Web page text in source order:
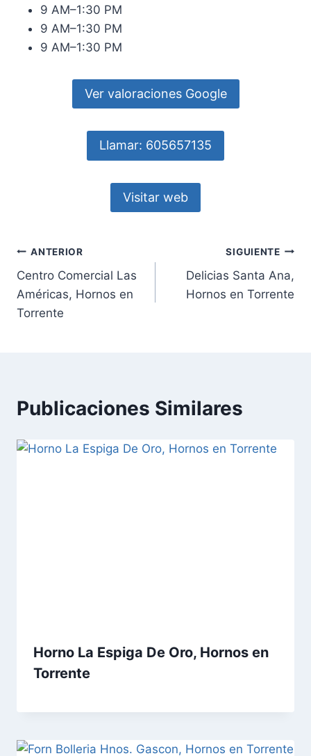
9 AM–1:30 PM
9 AM–1:30 PM
9 AM–1:30 PM
Ver valoraciones Google
Llamar: 605657135
Visitar web
Navegación
de
entradas
ANTERIOR
Centro Comercial Las
Américas, Hornos en
Torrente
SIGUIENTE
Delicias Santa Ana,
Hornos en Torrente
Publicaciones Similares
Horno La Espiga De Oro, Hornos en
Torrente